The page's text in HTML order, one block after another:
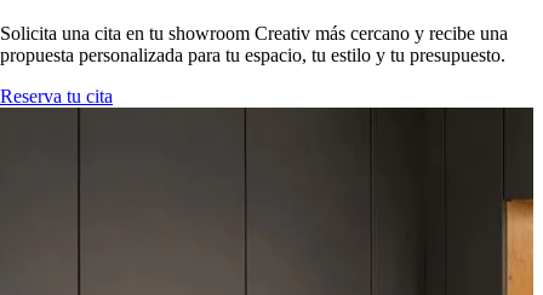
Solicita una cita en tu showroom Creativ más cercano y recibe una
propuesta personalizada para tu espacio, tu estilo y tu presupuesto.
Reserva tu cita